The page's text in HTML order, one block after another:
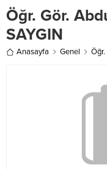
Öğr. Gör.
SAYGIN
Anasayfa Genel